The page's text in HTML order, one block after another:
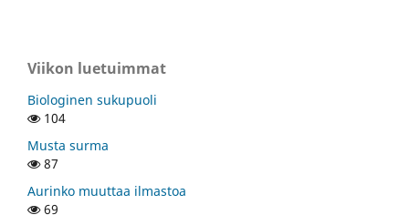
Viikon luetuimmat
Biologinen sukupuoli
104
Musta surma
87
Aurinko muuttaa ilmastoa
69